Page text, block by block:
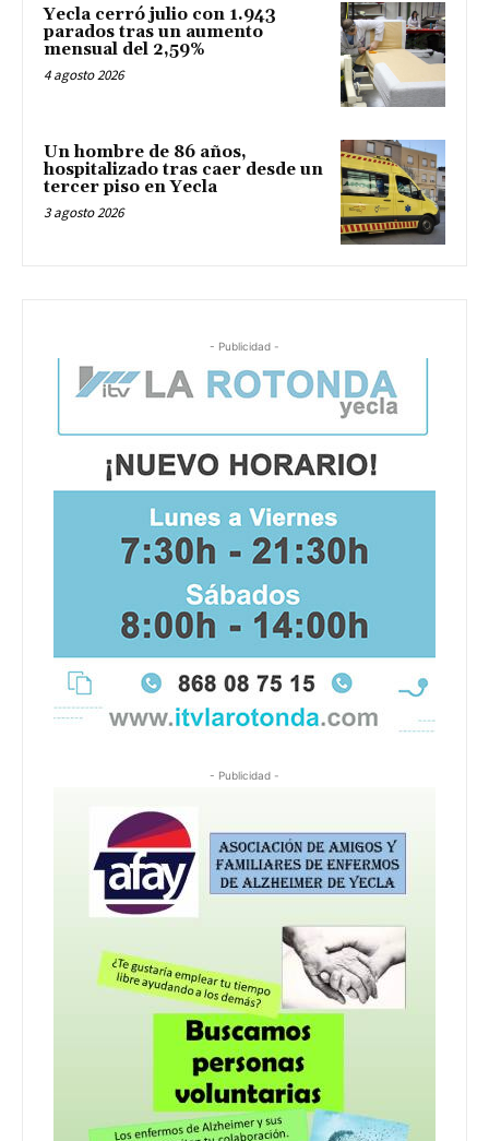
Yecla cerró julio con 1.943
parados tras un aumento
mensual del 2,59%
4 agosto 2026
Un hombre de 86 años,
hospitalizado tras caer desde un
tercer piso en Yecla
3 agosto 2026
- Publicidad -
- Publicidad -